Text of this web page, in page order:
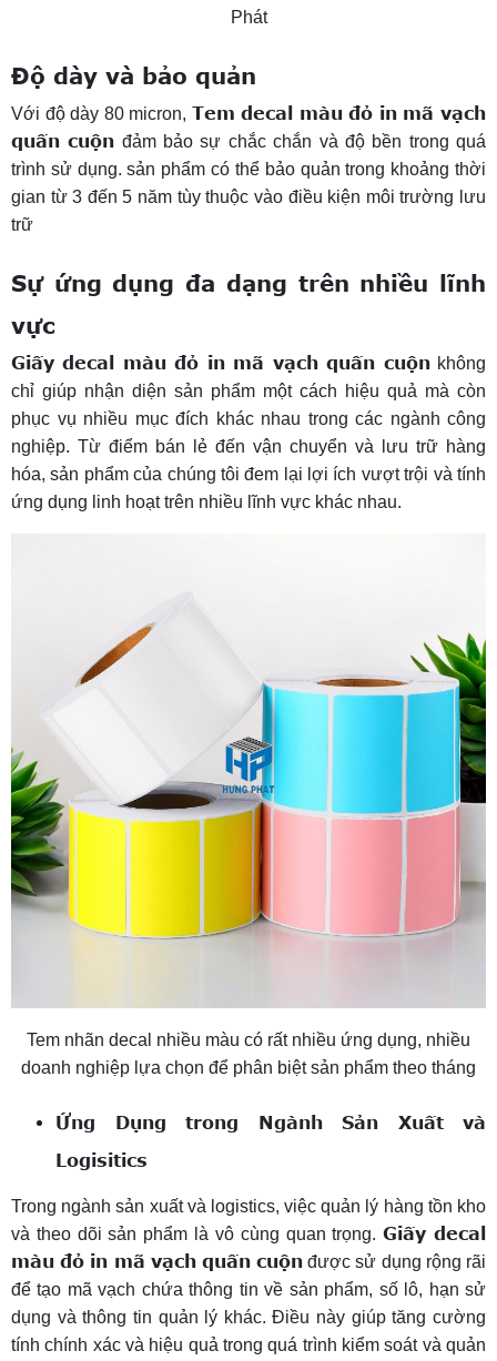
Phát
Độ dày và bảo quản
Với độ dày 80 micron, Tem decal màu đỏ in mã vạch
quấn cuộn đảm bảo sự chắc chắn và độ bền trong quá
trình sử dụng. sản phẩm có thể bảo quản trong khoảng thời
gian từ 3 đến 5 năm tùy thuộc vào điều kiện môi trường lưu
trữ
Sự ứng dụng đa dạng trên nhiều lĩnh
vực
Giấy decal màu đỏ in mã vạch quấn cuộnkhông
chỉ giúp nhận diện sản phẩm một cách hiệu quả mà còn
phục vụ nhiều mục đích khác nhau trong các ngành công
nghiệp. Từ điểm bán lẻ đến vận chuyển và lưu trữ hàng
hóa, sản phẩm của chúng tôi đem lại lợi ích vượt trội và tính
ứng dụng linh hoạt trên nhiều lĩnh vực khác nhau.
Tem nhãn decal nhiều màu có rất nhiều ứng dụng, nhiều
doanh nghiệp lựa chọn để phân biệt sản phẩm theo tháng
Ứng Dụng trong Ngành Sản Xuất và
Logisitics
Trong ngành sản xuất và logistics, việc quản lý hàng tồn kho
và theo dõi sản phẩm là vô cùng quan trọng.Giấy decal
màu đỏ in mã vạch quấn cuộn được sử dụng rộng rãi
để tạo mã vạch chứa thông tin về sản phẩm, số lô, hạn sử
dụng và thông tin quản lý khác. Điều này giúp tăng cường
tính chính xác và hiệu quả trong quá trình kiểm soát và quản